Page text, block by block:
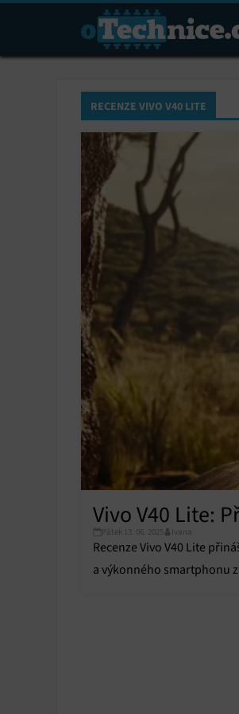
RECENZE VIVO V40 LITE
Vivo V40 Lite:
Pátek 13. 06. 2025 Ivana
Recenze Vivo V40 Lite
a výkonného smartphonu